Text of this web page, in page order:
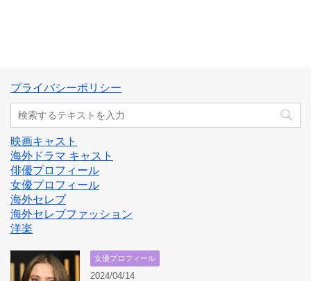
プライバシーポリシー
映画キャスト
海外ドラマ キャスト
俳優プロフィール
女優プロフィール
海外セレブ
海外セレブファッション
洋楽
女優プロフィール
2024/04/14